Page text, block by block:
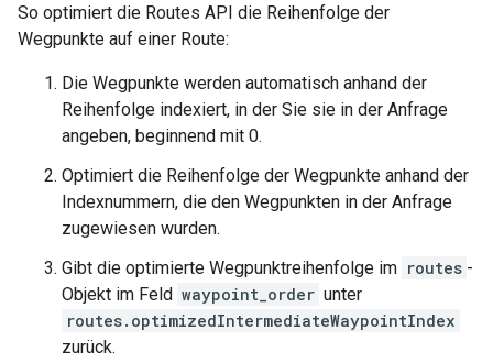
So optimiert die Routes API die Reihenfolge der
Wegpunkte auf einer Route:
Die Wegpunkte werden automatisch anhand der
Reihenfolge indexiert, in der Sie sie in der Anfrage
angeben, beginnend mit 0.
Optimiert die Reihenfolge der Wegpunkte anhand der
Indexnummern, die den Wegpunkten in der Anfrage
zugewiesen wurden.
Gibt die optimierte Wegpunktreihenfolge im routes -
Objekt im Feld waypoint_order unter
routes.optimizedIntermediateWaypointIndex
zurück.